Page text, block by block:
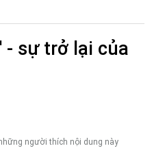
- sự trở lại của
người thích nội dung này